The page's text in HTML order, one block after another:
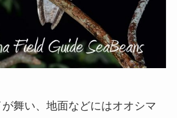
舞い、地面などにはオオシマ